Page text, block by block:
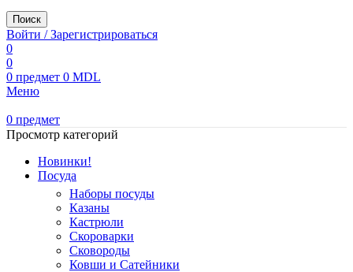
Поиск
Войти / Зарегистрироваться
0
0
0 предмет 0 MDL
Меню
0 предмет
Просмотр категорий
Новинки!
Посуда
Наборы посуды
Казаны
Кастрюли
Скороварки
Сковороды
Ковши и Сатейники